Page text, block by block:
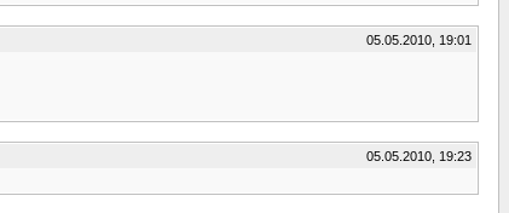
05.05.2010, 19:01
05.05.2010, 19:23